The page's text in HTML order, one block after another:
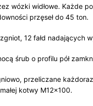
wózki widłowe. Każde
przęseł do 45 ton.
12 fałd nadających
śrub o profilu pół
przeliczane
kotwy M12x100.